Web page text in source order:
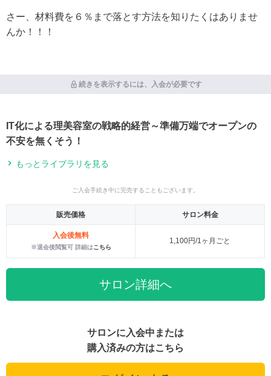
さー、材料費を６％まで落とす方法を知りたくはありませ
んか！！！
続きを表示するには、入会が必要です
IT化による理美容室の戦略的経営～準備万端でオープンの
不安を無くそう！
もっとライブラリを見る
ご入会手続き中に完売することもございます。
販売価格 サロン料金
入会後無料
※退会後閲覧可 詳細はこちら
1,100円/1ヶ月ごと
サロン詳細へ
サロンに入会中または
購入済みの方はこちら